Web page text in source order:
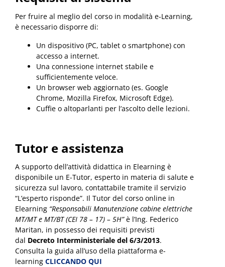
Per fruire al meglio del corso in modalità e-Learning,
è necessario disporre di:
Un dispositivo (PC, tablet o smartphone) con
accesso a internet.
Una connessione internet stabile e
sufficientemente veloce.
Un browser web aggiornato (es. Google
Chrome, Mozilla Firefox, Microsoft Edge).
Cuffie o altoparlanti per l’ascolto delle lezioni.
Tutor e assistenza
A supporto dell’attività didattica in Elearning è
disponibile un E-Tutor, esperto in materia di salute e
sicurezza sul lavoro, contattabile tramite il servizio
“L’esperto risponde”. Il Tutor del corso online in
Elearning “Responsabili Manutenzione cabine elettriche
MT/MT e MT/BT (CEI 78 – 17) – 5H”è l’Ing. Federico
Maritan, in possesso dei requisiti previsti
dal Decreto Interministeriale del 6/3/2013.
Consulta la guida all’uso della piattaforma e-
learning CLICCANDO QUI